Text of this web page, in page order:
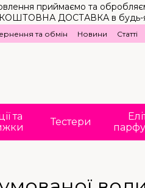
приймаємо та
ДОСТАВКА в будь-яку
та обмін Новини Статті
та
Тестери